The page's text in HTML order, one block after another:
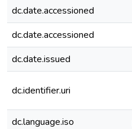
dc.date.accessioned
dc.date.accessioned
dc.date.issued
dc.identifier.uri
dc.language.iso